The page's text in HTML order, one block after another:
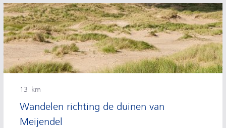
Wandelen richting de duinen van
Meijendel
13 km